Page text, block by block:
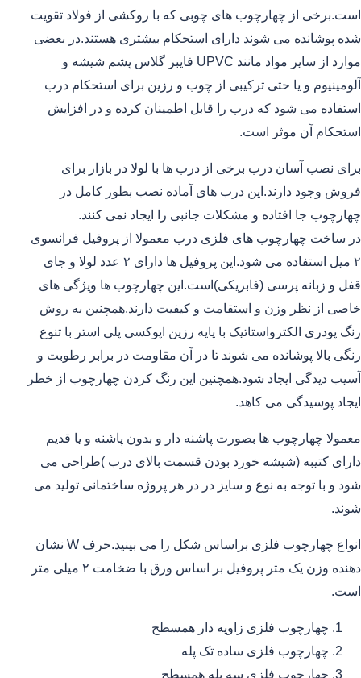
است.برخی از چهارچوب های چوبی که با روکشی از فولاد تقویت
شده پوشانده می شوند دارای استحکام بیشتری هستند.در بعضی
موارد از سایر مواد مانند UPVC فایبر گلاس پشم شیشه و
آلومینیوم و یا حتی ترکیبی از چوب و رزین برای استحکام درب
استفاده می شود که درب را قابل اطمینان کرده و در افزایش
استحکام آن موثر است.
برای نصب آسان درب برخی از درب ها با لولا در بازار برای
فروش وجود دارند.این درب های آماده نصب بطور کامل در
چهارچوب جا افتاده و مشکلات جانبی را ایجاد نمی کنند.
در ساخت چهارچوب های فلزی درب معمولا از پروفیل فرانسوی
۲ میل استفاده می شود.این پروفیل ها دارای ۲ عدد لولا و جای
قفل و زبانه پرسی (فابریکی)است.این چهارچوب ها ویژگی های
خاصی از نظر وزن و استقامت و کیفیت دارند.همچنین به روش
رنگ پودری الکترواستاتیک با پایه رزین اپوکسی پلی استر با تنوع
رنگی بالا پوشانده می شوند تا در آن مقاومت در برابر رطوبت و
آسیب دیدگی ایجاد شود.همچنین این رنگ کردن چهارچوب از خطر
ایجاد پوسیدگی می کاهد.
معمولا چهارچوب ها بصورت پاشنه دار و بدون پاشنه و یا قدیم
دارای کتیبه (شیشه خورد بودن قسمت بالای درب )طراحی می
شود و با توجه به نوع و سایز در در هر پروژه ساختمانی تولید می
شوند.
انواع چهارچوب فلزی براساس شکل را می بینید.حرف W نشان
دهنده وزن یک متر پروفیل بر اساس ورق با ضخامت ۲ میلی متر
است.
چهارچوب فلزی زاویه دار همسطح
چهارچوب فلزی ساده تک پله
چهارچوب فلزی سه پله همسطح